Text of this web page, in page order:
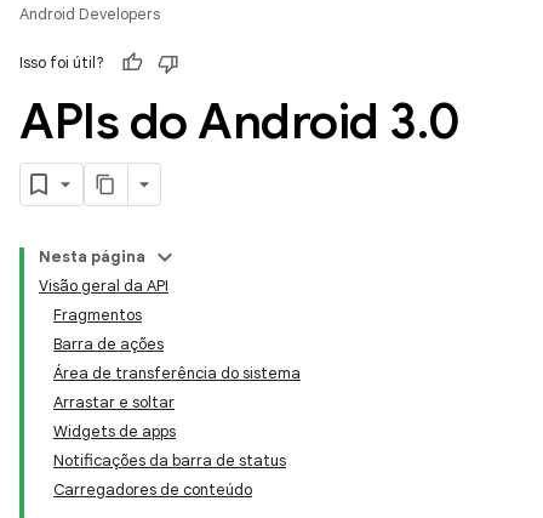
Android Developers
Isso foi útil?
APIs do Android 3.0
Nesta página
Visão geral da API
Fragmentos
Barra de ações
Área de transferência do sistema
Arrastar e soltar
Widgets de apps
Notificações da barra de status
Carregadores de conteúdo